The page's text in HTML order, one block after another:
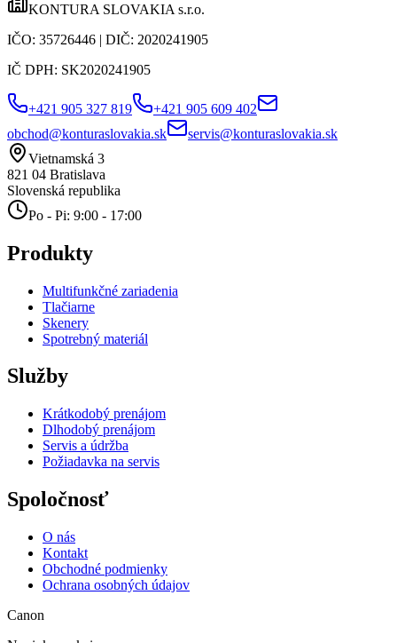
KONTURA SLOVAKIA s.r.o.
IČO: 35726446 | DIČ: 2020241905
IČ DPH: SK2020241905
+421 905 327 819
+421 905 609 402
obchod@konturaslovakia.sk
servis@konturaslovakia.sk
Vietnamská 3
821 04 Bratislava
Slovenská republika
Po - Pi: 9:00 - 17:00
Produkty
Multifunkčné zariadenia
Tlačiarne
Skenery
Spotrebný materiál
Služby
Krátkodobý prenájom
Dlhodobý prenájom
Servis a údržba
Požiadavka na servis
Spoločnosť
O nás
Kontakt
Obchodné podmienky
Ochrana osobných údajov
Canon